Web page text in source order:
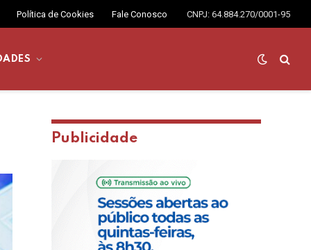
Política de Cookies Fale Conosco CNPJ: 64.884.270/0001-95
Publicidade